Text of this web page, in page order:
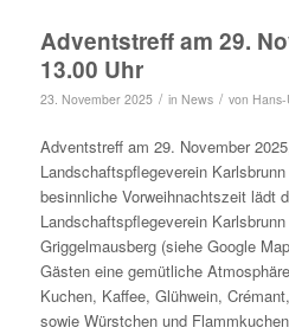
Adventstreff am 29.
13.00 Uhr
23. November 2025 / in News / von
Adventstreff am 29. November
Landschaftspflegeverein
besinnliche Vorweihnachtszeit lädt
Landschaftspflegeverein
Griggelmausberg (siehe Google
Gästen eine gemütliche
Kuchen, Kaffee, Glühwein,
sowie Würstchen und